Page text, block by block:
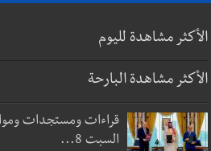
الأكثر مشاهدة لليوم
الأكثر مشاهدة البارحة
قراءات ومستجدات
السبت 8...